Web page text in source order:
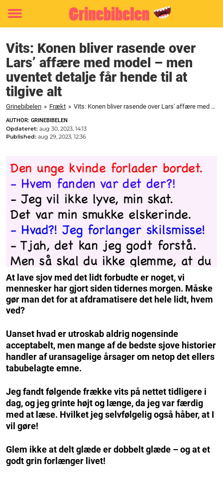
Toggle
Vits: Konen bliver rasende over
Lars’ affære med model – men
uventet detalje får hende til at
tilgive alt
Grinebibelen » Frækt » Vits: Konen bliver rasende over Lars' affære med model - men uventet detalje får hende til at tilgive alt
AUTHOR: GRINEBIBELEN
Opdateret: aug 30, 2023, 14:13
Published: aug 29, 2023, 12:36
At lave sjov med det lidt forbudte er noget, vi
mennesker har gjort siden tidernes morgen. Måske
gør man det for at afdramatisere det hele lidt, hvem
ved?
Uanset hvad er utroskab aldrig nogensinde
acceptabelt, men mange af de bedste sjove historier
handler af uransagelige årsager om netop det ellers
tabubelagte emne.
Jeg fandt følgende frække vits på nettet tidligere i
dag, og jeg grinte højt og længe, da jeg var færdig
med at læse. Hvilket jeg selvfølgelig også håber, at I
vil gøre!
Glem ikke at delt glæde er dobbelt glæde – og at et
godt grin forlænger livet!